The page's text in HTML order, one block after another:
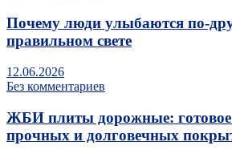
Почему люди улыбаются
правильном свете
12.06.2026
Без комментариев
ЖБИ плиты дорожные: готовое
прочных и долговечных